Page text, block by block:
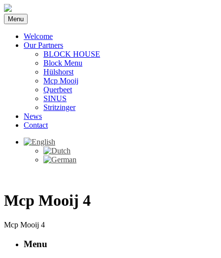
Menu
Welcome
Our Partners
BLOCK HOUSE
Block Menu
Hülshorst
Mcp Mooij
Querbeet
SINUS
Stritzinger
News
Contact
Mcp Mooij 4
Mcp Mooij 4
Menu